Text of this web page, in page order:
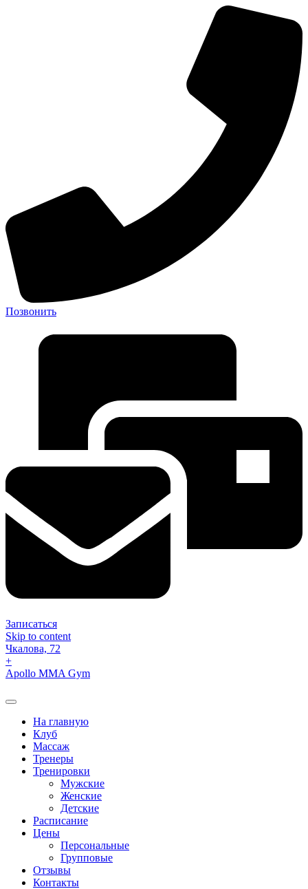
Позвонить
Записаться
Skip to content
Чкалова, 72
+
Apollo MMA Gym
На главную
Клуб
Массаж
Тренеры
Тренировки
Мужские
Женские
Детские
Расписание
Цены
Персональные
Групповые
Отзывы
Контакты